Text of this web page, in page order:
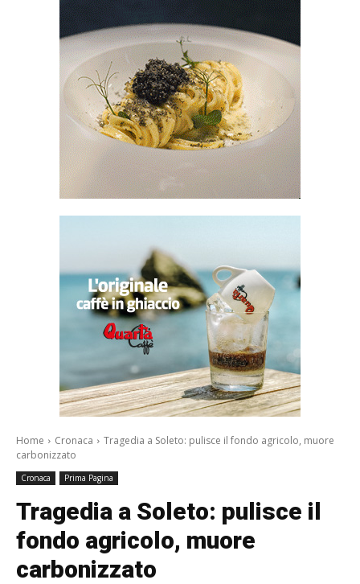
Home Cronaca
Tragedia a Soleto: pulisce il fondo agricolo, muore
carbonizzato
Cronaca Prima Pagina
Tragedia a Soleto: pulisce il
fondo agricolo, muore
carbonizzato